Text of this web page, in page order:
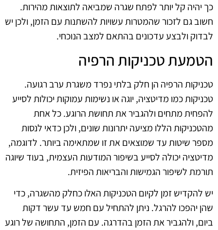
כך יהיה קל יותר לפתח שגרה שמביאה לתוצאות מהירות.
חשוב גם לזכור שהמטרות עשויות להשתנות עם הזמן, ולכן יש
לבדוק ולבצע עדכונים בהתאם למצב הנוכחי.
הטמעת טכניקות הרפיה
טכניקות הרפיה הן חלק בלתי נפרד משגרת ערב רגועה.
טכניקות כמו מדיטציה, יוגה או נשימות עמוקות יכולות לסייע
להפחית מתחים ולהגביר את תחושת הרוגע. כל אחת
מהטכניקות הללו מציעה יתרונות שונים, ולכן כדאי לנסות
מספר שיטות עד שמוצאים את זו שמתאימה ביותר. לדוגמה,
מדיטציה יכולה לסייע בשיפור המודעות העצמית, בעוד שיוגה
תורמת לשיפור הגמישות והבריאות הפיזית.
יש להקדיש זמן לקיום הטכניקות האלו כחלק מהשגרה, כדי
שהן יהפכו להרגל. ניתן להתחיל עם חמש עד עשר דקות
ביום, ולהגביר את הזמן בהדרגה. עם הזמן, התחושה של רוגע